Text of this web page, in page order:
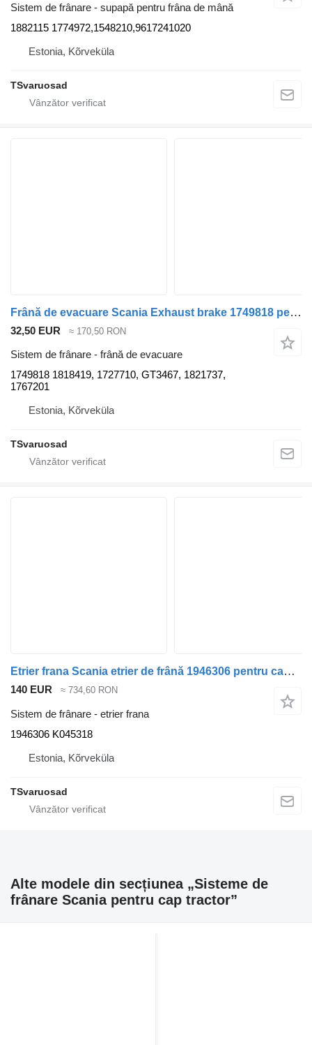
Sistem de frânare - supapă pentru frâna de mână
1882115 1774972,1548210,9617241020
Estonia, Kõrveküla
TSvaruosad
Frână de evacuare Scania Exhaust brake 1749818 pentru cap tractor Scania G400
32,50 EUR ≈ 170,50 RON
Sistem de frânare - frână de evacuare
1749818 1818419, 1727710, GT3467, 1821737,
1767201
Estonia, Kõrveküla
TSvaruosad
Etrier frana Scania etrier de frână 1946306 pentru cap tractor Scania G400
140 EUR ≈ 734,60 RON
Sistem de frânare - etrier frana
1946306 K045318
Estonia, Kõrveküla
TSvaruosad
Alte modele din secțiunea „Sisteme de
frânare Scania pentru cap tractor”